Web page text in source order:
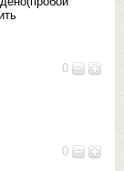
0
0